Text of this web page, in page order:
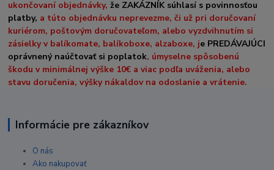
ukončovaní objednávky,že ZAKÁZNÍK súhlasí s povinnosťou
platby, a túto objednávku neprevezme, či už pri doručovaní
kuriérom, poštovým doručovateľom, alebo vyzdvihnutím si
zásielky v balíkomate, balíkoboxe, alzaboxe, je PREDÁVAJÚCI
oprávnený naúčtovať si poplatok, úmyselne spôsobenú
škodu v minimálnej výške 10€ a viac podľa uváženia, alebo
stavu doručenia, výšky nákaldov na odoslanie a vrátenie.
Informácie pre zákazníkov
O nás
Ako nakupovať